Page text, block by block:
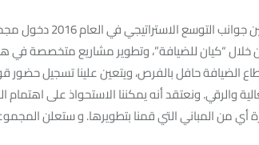
وكان من بين
خلال “كيان للضيافة”، وتطوير مشاريع متخصصة في
الضيافة حافل بالفرص، ويتعين علينا تسجيل حضور
والرقي. ونعتقد أنه يمكننا الاستحواذ على
أي من المباني التي قمنا بتطويرها. و ستعلن